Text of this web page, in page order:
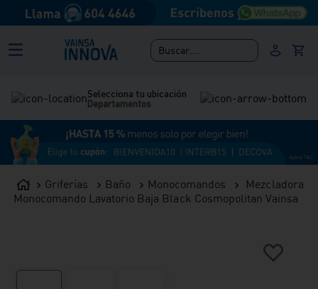
Buscar....
Selecciona tu ubicación
Departamentos
Griferías Baño Monocomandos
Mezcladora
Monocomando Lavatorio Baja Black Cosmopolitan Vainsa